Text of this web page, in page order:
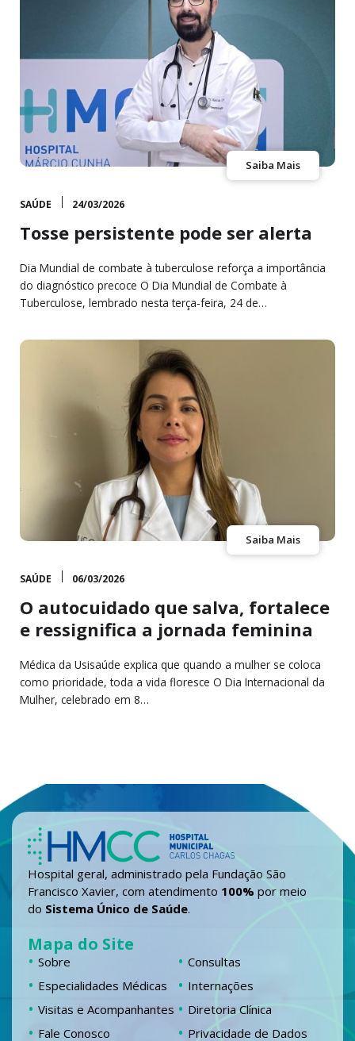
Saiba Mais
SAÚDE 24/03/2026
Tosse persistente pode ser alerta
Dia Mundial de combate à tuberculose reforça a importância
do diagnóstico precoce O Dia Mundial de Combate à
Tuberculose, lembrado nesta terça-feira, 24 de…
Saiba Mais
SAÚDE 06/03/2026
O autocuidado que salva, fortalece
e ressignifica a jornada feminina
Médica da Usisaúde explica que quando a mulher se coloca
como prioridade, toda a vida floresce O Dia Internacional da
Mulher, celebrado em 8…
Hospital geral, administrado pela Fundação São
Francisco Xavier, com atendimento 100% por meio
do Sistema Único de Saúde.
Mapa do Site
Sobre
Consultas
Especialidades Médicas
Internações
Visitas e Acompanhantes
Diretoria Clínica
Fale Conosco
Privacidade de Dados